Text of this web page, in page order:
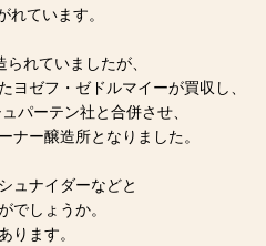
ています。
れていましたが、
ヨゼフ・ゼドルマイーが買収し、
パーテン社と合併させ、
ナー醸造所となりました。
ュナイダーなどと
でしょうか。
ります。